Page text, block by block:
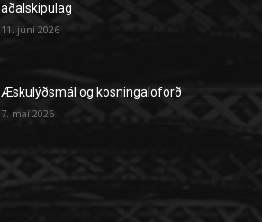
aðalskipulag
11. júní 2026
Æskulýðsmál og kosningaloforð
7. maí 2026